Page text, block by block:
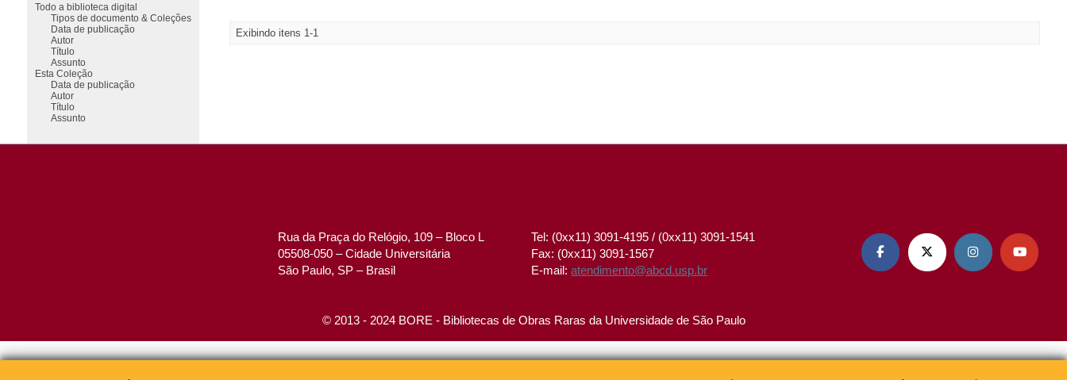
Exibindo itens 1-1
Todo a biblioteca digital
Tipos de documento & Coleções
Data de publicação
Autor
Título
Assunto
Esta Coleção
Data de publicação
Autor
Título
Assunto
Rua da Praça do Relógio, 109 – Bloco L
05508-050 – Cidade Universitária
São Paulo, SP – Brasil
Tel: (0xx11) 3091-4195 / (0xx11) 3091-1541
Fax: (0xx11) 3091-1567
E-mail:atendimento@abcd.usp.br
   
© 2013 - 2024 BORE - Bibliotecas de Obras Raras da Universidade de São Paulo